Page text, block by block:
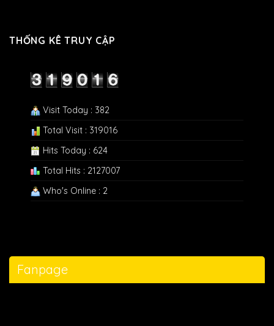
THỐNG KÊ TRUY CẬP
Visit Today : 382
Total Visit : 319016
Hits Today : 624
Total Hits : 2127007
Who's Online : 2
Fanpage